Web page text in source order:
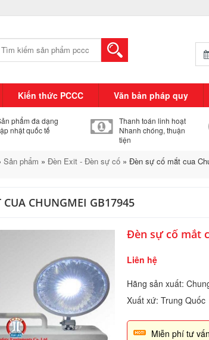
kiếm:
Kiến thức PCCC Văn bản pháp quy
phẩm đa dạng
nhật quốc tế
Thanh toán linh hoạt
Nhanh chóng, thuận
tiện
Sản phẩm » Đèn Exit - Đèn sự cố» Đèn sự cố mắt cua
CHUNGMEI GB17945
Đèn sự cố mắt
Liên hệ
Hãng sản xuất:
Xuất xứ: Trung Quốc
Miễn phí tư